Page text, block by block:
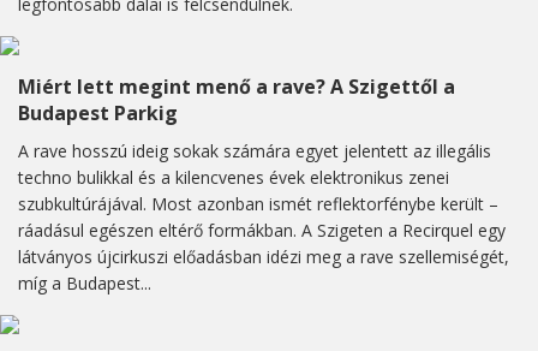
Miért lett megint menő a rave? A Szigettől a
Budapest Parkig
A rave hosszú ideig sokak számára egyet jelentett az illegális
techno bulikkal és a kilencvenes évek elektronikus zenei
szubkultúrájával. Most azonban ismét reflektorfénybe került –
ráadásul egészen eltérő formákban. A Szigeten a Recirquel egy
látványos újcirkuszi előadásban idézi meg a rave szellemiségét,
míg a Budapest...